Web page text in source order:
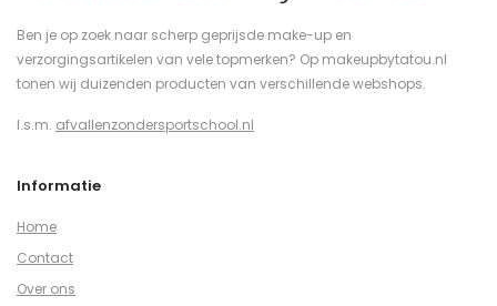
Ben je op zoek naar scherp geprijsde make-up en
verzorgingsartikelen van vele topmerken? Op makeupbytatou.nl
tonen wij duizenden producten van verschillende webshops.
I.s.m. afvallenzondersportschool.nl
Informatie
Home
Contact
Over ons